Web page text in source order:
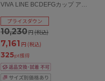
VIVA LINE BCDEFGカップ アン
10,230円(税込)
プライスダウン
7,161 円 (税込)
325pt獲得